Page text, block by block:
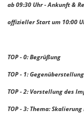
ab 09:30 Uhr - Ankunft &
offizieller Start um 10:00
TOP - 0: Begrüßung
TOP - 1:
TOP - 2: Vorstellung des
TOP - 3: Thema: